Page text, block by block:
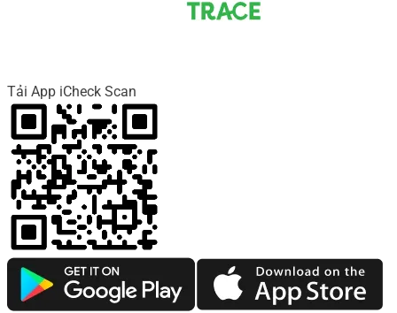
Tải App iCheck Scan